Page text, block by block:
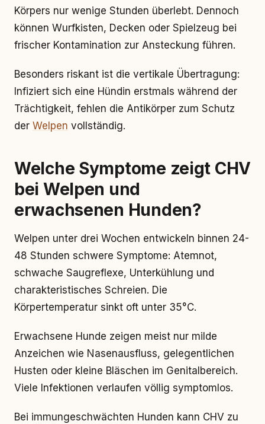
Körpers nur wenige Stunden überlebt. Dennoch
können Wurfkisten, Decken oder Spielzeug bei
frischer Kontamination zur Ansteckung führen.
Besonders riskant ist die vertikale Übertragung:
Infiziert sich eine Hündin erstmals während der
Trächtigkeit, fehlen die Antikörper zum Schutz
der Welpen vollständig.
Welche Symptome zeigt CHV
bei Welpen und
erwachsenen Hunden?
Welpen unter drei Wochen entwickeln binnen 24-
48 Stunden schwere Symptome: Atemnot,
schwache Saugreflexe, Unterkühlung und
charakteristisches Schreien. Die
Körpertemperatur sinkt oft unter 35°C.
Erwachsene Hunde zeigen meist nur milde
Anzeichen wie Nasenausfluss, gelegentlichen
Husten oder kleine Bläschen im Genitalbereich.
Viele Infektionen verlaufen völlig symptomlos.
Bei immungeschwächten Hunden kann CHV zu